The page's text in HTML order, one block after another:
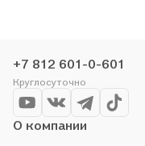
акции. Оставайтесь с
+7 812 601-0-601
Круглосуточно
О компании